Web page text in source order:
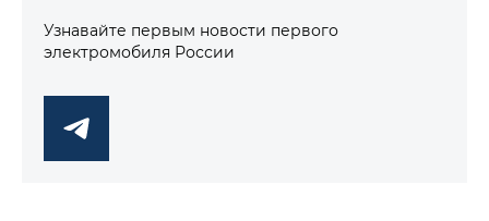
Узнавайте первым новости первого
электромобиля России